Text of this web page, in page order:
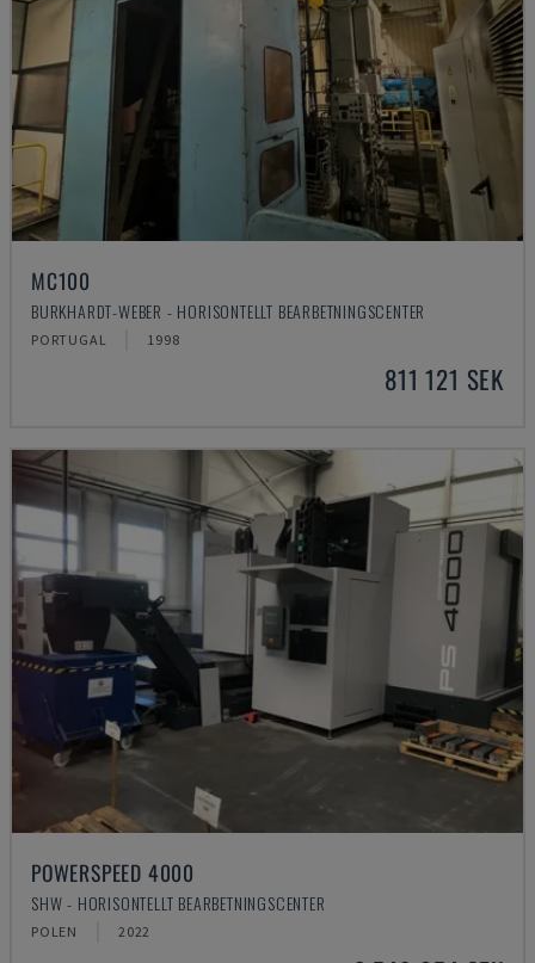
MC100
BURKHARDT-WEBER - HORISONTELLT BEARBETNINGSCENTER
PORTUGAL 1998
811 121 SEK
POWERSPEED 4000
SHW - HORISONTELLT BEARBETNINGSCENTER
POLEN 2022